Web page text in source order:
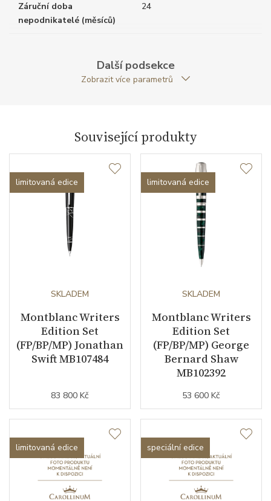
Záruční doba
nepodnikatelé (měsíců)
24
Writers Edition
Další podsekce
Zobrazit více parametrů
Související produkty
limitovaná edice
SKLADEM
Montblanc Writers
Edition Set
(FP/BP/MP) Jonathan
Swift MB107484
83 800 Kč
limitovaná edice
SKLADEM
Montblanc Writers
Edition Set
(FP/BP/MP) George
Bernard Shaw
MB102392
53 600 Kč
limitovaná edice speciální edice